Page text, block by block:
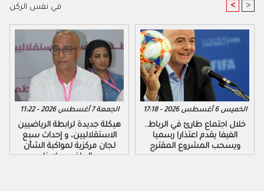
في نفس الركن < >
الجمعة 7 أغسطس 2026 - 11:22
هيكلة جديدة لرابطة الرياضيين
الاستقلاليين، و إحداث سبع
لجان مركزية لمواكبة الشأن
الرياضي ببلادنا..
الخميس 6 أغسطس 2026 - 17:18
خلال اجتماع طارئ في الرباط..
الفيفا يقدم اعتذارا رسميا
ويسحب المشروع المقترح